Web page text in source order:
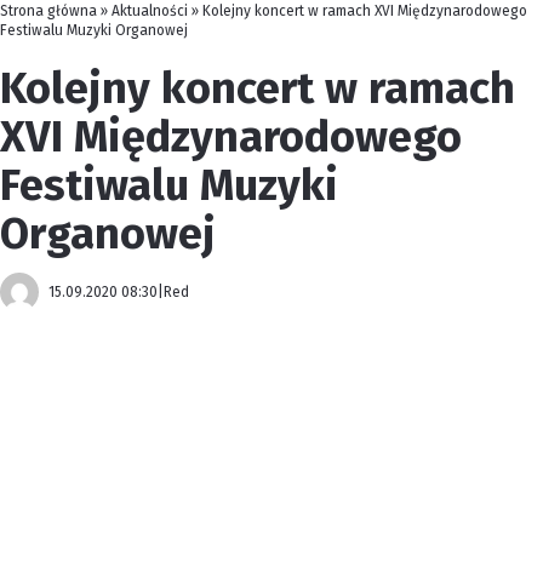
Strona główna » Aktualności » Kolejny koncert w ramach XVI Międzynarodowego
Festiwalu Muzyki Organowej
Kolejny koncert w ramach
XVI Międzynarodowego
Festiwalu Muzyki
Organowej
15.09.2020 08:30 Red